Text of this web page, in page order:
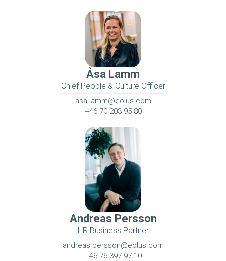
Åsa Lamm
Chief People & Culture Officer
asa.lamm@eolus.com
+46 70 203 95 80
Andreas Persson
HR Business Partner
andreas.persson@eolus.com
+46 76 397 97 10